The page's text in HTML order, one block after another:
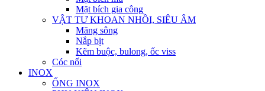
Mặt bích gia công
VẬT TƯ KHOAN NHỒI, SIÊU ÂM
Măng sông
Nắp bịt
Kẽm buộc, bulong, ốc viss
Cóc nối
INOX
ỐNG INOX